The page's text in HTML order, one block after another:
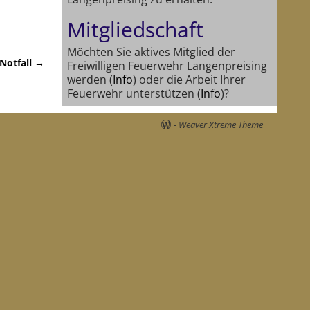
→
Mitgliedschaft
Möchten Sie aktives Mitglied der
Freiwilligen Feuerwehr Langenpreising
werden (Info) oder die Arbeit Ihrer
Feuerwehr unterstützen (Info)?
- Weaver Xtreme Theme